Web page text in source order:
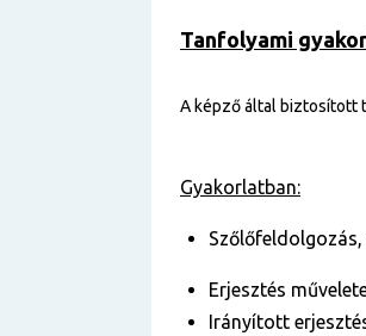
Tanfolyami
A képző által biztosított
Gyakorlatban:
Erjesztés
Irányított